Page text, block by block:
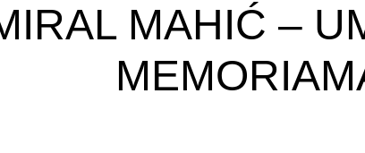
MAHIĆ –